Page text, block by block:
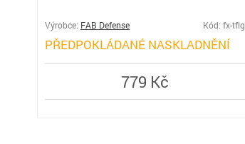
Výrobce: FAB Defense Kód: fx-tflg
PŘEDPOKLÁDANÉ NASKLADNĚNÍ
779 Kč